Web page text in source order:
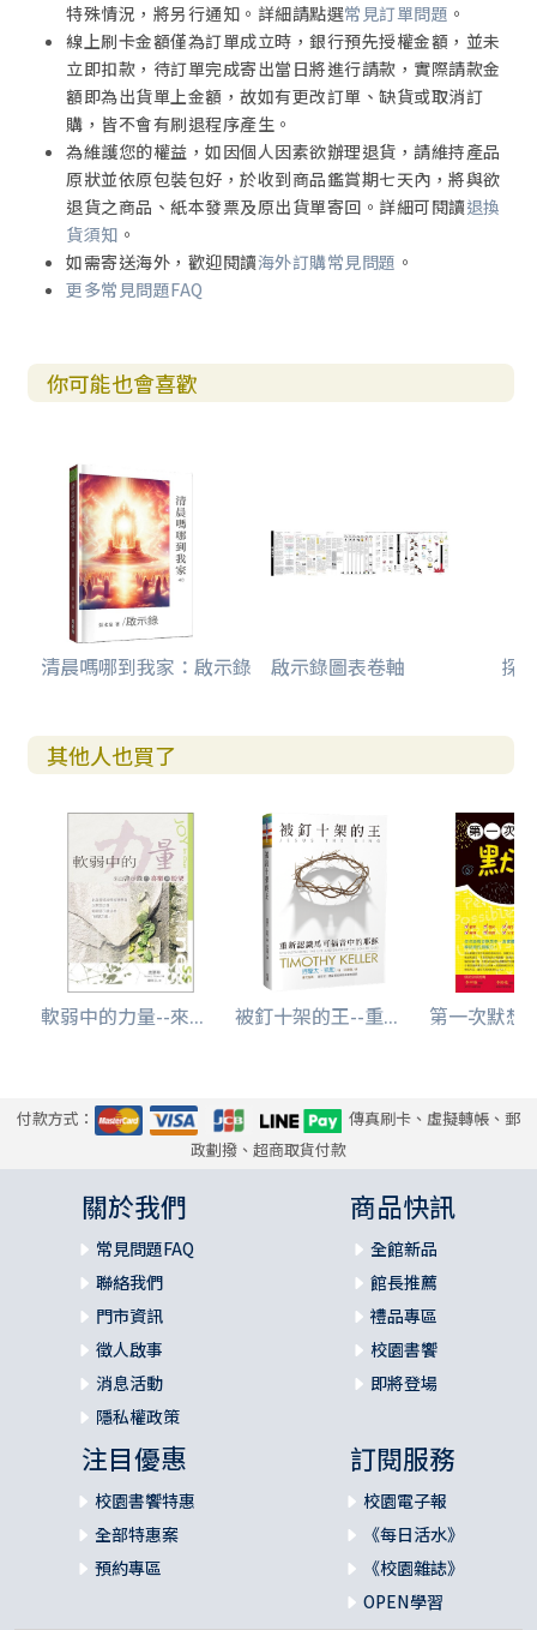
特殊情況，將另行通知。詳細請點選常見訂單問題 。
線上刷卡金額僅為訂單成立時，銀行預先授權金額，並未
立即扣款，待訂單完成寄出當日將進行請款，實際請款金
額即為出貨單上金額，故如有更改訂單、缺貨或取消訂
購，皆不會有刷退程序產生。
為維護您的權益，如因個人因素欲辦理退貨，請維持產品
原狀並依原包裝包好，於收到商品鑑賞期七天內，將與欲
退貨之商品、紙本發票及原出貨單寄回。詳細可閱讀退換
貨須知 。
如需寄送海外，歡迎閱讀海外訂購常見問題 。
更多常見問題FAQ
你可能也會喜歡
清晨嗎哪到我家：啟示錄 啟示錄圖表卷軸 探
其他人也買了
軟弱中的力量--來... 被釘十架的王--重... 第一次默想
付款方式：
傳真刷卡、虛擬轉帳、郵
政劃撥、超商取貨付款
關於我們
常見問題FAQ
聯絡我們
門市資訊
徵人啟事
消息活動
隱私權政策
商品快訊
全館新品
館長推薦
禮品專區
校園書饗
即將登場
注目優惠
校園書饗特惠
全部特惠案
預約專區
訂閱服務
校園電子報
《每日活水》
《校園雜誌》
OPEN學習